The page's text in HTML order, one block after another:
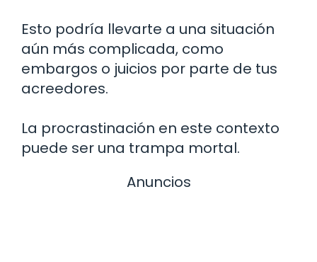
Esto podría llevarte a una situación
aún más complicada, como
embargos o juicios por parte de tus
acreedores.
La procrastinación en este contexto
puede ser una trampa mortal.
Anuncios